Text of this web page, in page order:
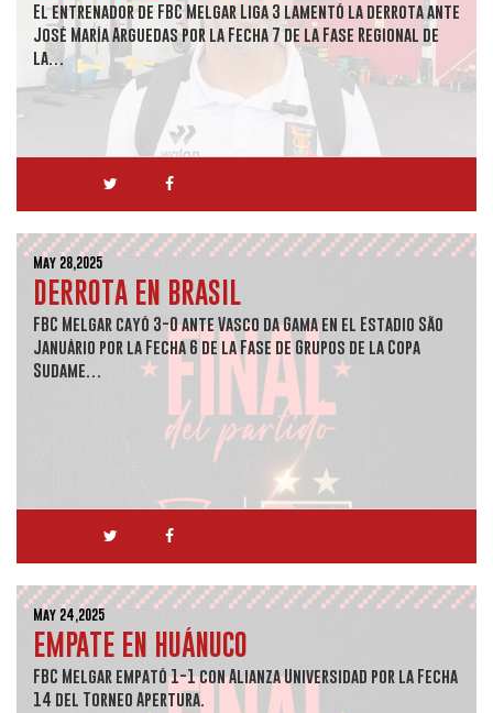
El entrenador de FBC Melgar Liga 3 lamentó la derrota ante
José María Arguedas por la Fecha 7 de la Fase Regional de
la…
May 28,2025
DERROTA EN BRASIL
FBC Melgar cayó 3-0 ante Vasco da Gama en el Estadio São
Januário por la Fecha 6 de la Fase de Grupos de la Copa
Sudame…
May 24,2025
EMPATE EN HUÁNUCO
FBC Melgar empató 1-1 con Alianza Universidad por la Fecha
14 del Torneo Apertura.